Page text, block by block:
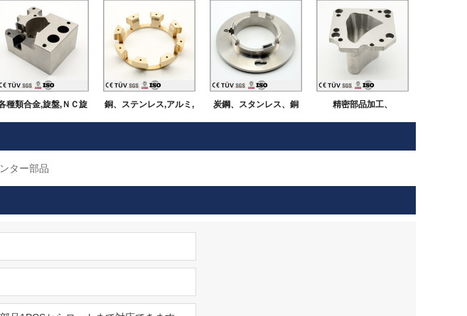
種類合金,旋盤,ＮＣ旋
など設備を使用し,酸
クロムメッキなど表面
処理機加工部品
銅、ステンレス,アルミ,
鉄など豊富な材料を使
ルマイトなど表面処理
炭鋼、スタンレス、銅
など豊富な加工材料、
合加工、精密機加工
精密部品加工、
SS400，SUS304，
など材料、五軸マシニ
ター部品